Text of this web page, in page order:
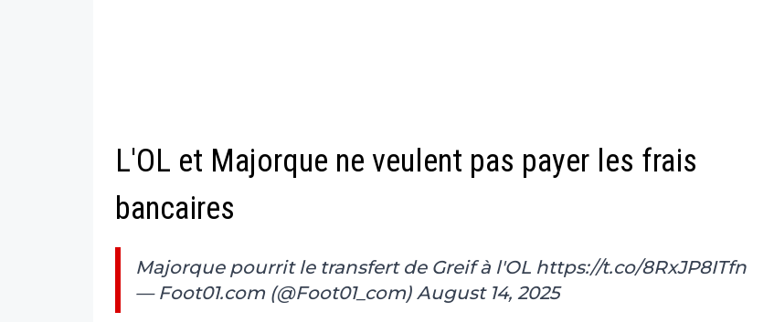
L'OL et Majorque ne veulent pas payer les frais
bancaires
Majorque pourrit le transfert de Greif à l'OL https://t.co/8RxJP8ITfn
— Foot01.com (@Foot01_com) August 14, 2025